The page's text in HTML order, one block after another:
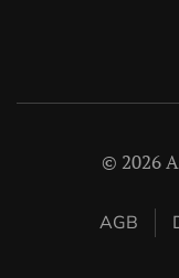
© 2026
AGB